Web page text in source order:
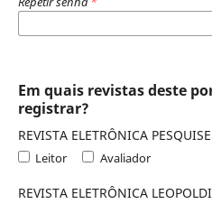
Em quais revistas deste
registrar?
REVISTA ELETRÔNICA
Leitor Avaliador
REVISTA ELETRÔNICA